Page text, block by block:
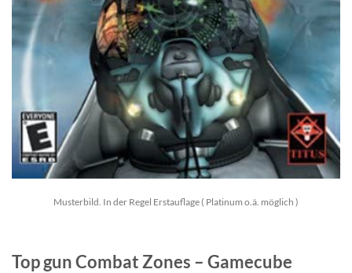
Musterbild. In der Regel Erstauflage ( Platinum o.ä. möglich )
Top gun Combat Zones – Gamecube